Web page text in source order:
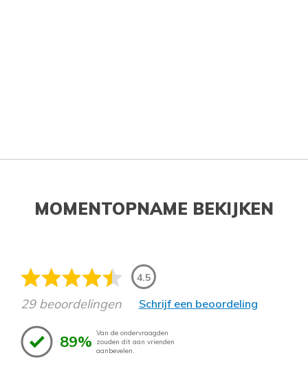
MOMENTOPNAME BEKIJKEN
4.5
29 beoordelingen Schrijf een beoordeling
89% Van de ondervraagden
zouden dit aan vrienden
aanbevelen.